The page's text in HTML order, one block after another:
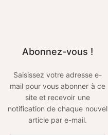
Abonnez-vous !
Saisissez votre adresse e-
mail pour vous abonner à ce
site et recevoir une
notification de chaque nouvel
article par e-mail.